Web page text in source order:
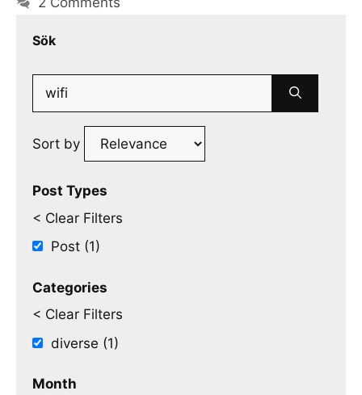
Sök
Search
Sort by
Post Types
< Clear Filters
Post (1)
Categories
< Clear Filters
diverse (1)
Month